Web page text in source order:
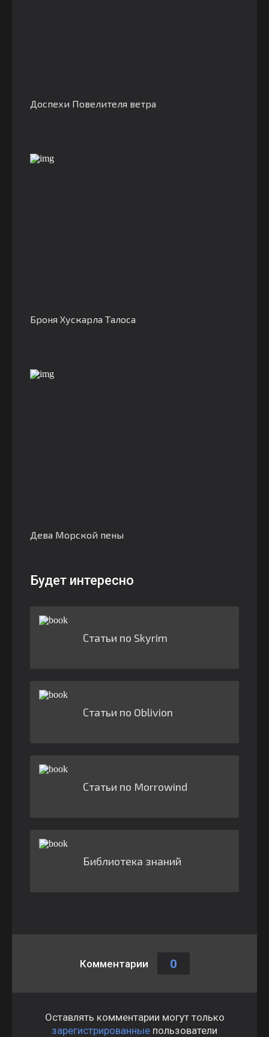
Доспехи Повелителя ветра
Броня Хускарла Талоса
Дева Морской пены
Будет интересно
Статьи по Skyrim
Статьи по Oblivion
Статьи по Morrowind
Библиотека знаний
Комментарии 0
Оставлять комментарии могут только
зарегистрированные пользователи